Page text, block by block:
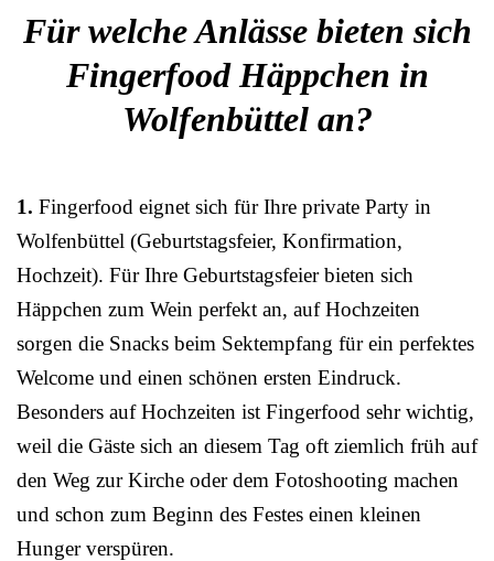
Für welche Anlässe bieten sich
Fingerfood Häppchen in
Wolfenbüttel an?
1. Fingerfood eignet sich für Ihre private Party in
Wolfenbüttel (Geburtstagsfeier, Konfirmation,
Hochzeit). Für Ihre Geburtstagsfeier bieten sich
Häppchen zum Wein perfekt an, auf Hochzeiten
sorgen die Snacks beim Sektempfang für ein perfektes
Welcome und einen schönen ersten Eindruck.
Besonders auf Hochzeiten ist Fingerfood sehr wichtig,
weil die Gäste sich an diesem Tag oft ziemlich früh auf
den Weg zur Kirche oder dem Fotoshooting machen
und schon zum Beginn des Festes einen kleinen
Hunger verspüren.